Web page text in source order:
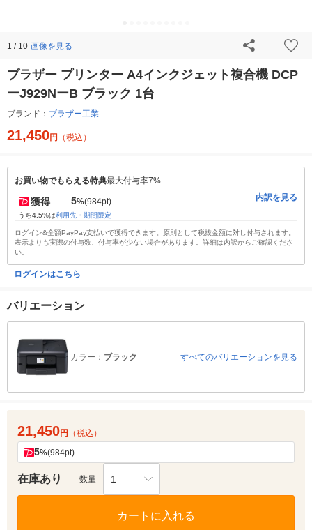
1 / 10 画像を見る
ブラザー プリンター A4インクジェット複合機 DCP
ーJ929NーB ブラック 1台
ブランド： ブラザー工業
21,450円 （税込）
お買い物でもらえる特典最大付与率7%
獲得 5%(984pt)
うち4.5%は利用先・期間限定
内訳を見る
ログイン&全額PayPay支払いで獲得できます。原則として税抜金額に対し付与されます。
表示よりも実際の付与数、付与率が少ない場合があります。詳細は内訳からご確認くださ
い。
ログインはこちら
バリエーション
カラー： ブラック すべてのバリエーションを見る
21,450円 （税込）
5%(984pt)
在庫あり 数量 1
カートに入れる